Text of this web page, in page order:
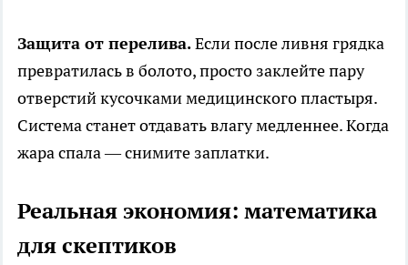
Защита от перелива.Если после ливня грядка
превратилась в болото, просто заклейте пару
отверстий кусочками медицинского пластыря.
Система станет отдавать влагу медленнее. Когда
жара спала — снимите заплатки.
Реальная экономия: математика
для скептиков